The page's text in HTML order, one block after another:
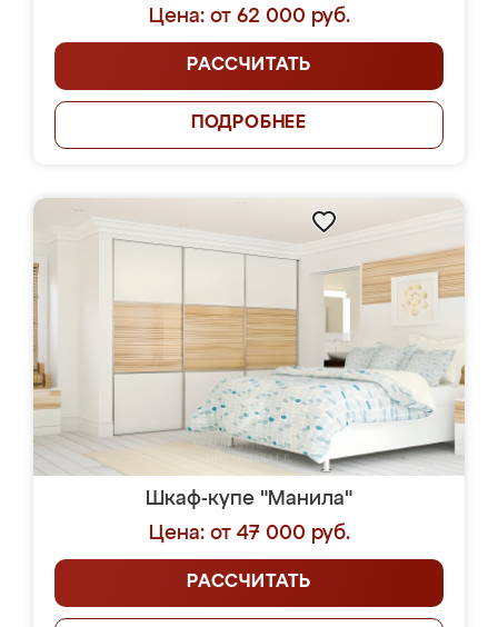
Цена: от 62 000 руб.
РАССЧИТАТЬ
ПОДРОБНЕЕ
Шкаф-купе "Манила"
Цена: от 47 000 руб.
РАССЧИТАТЬ